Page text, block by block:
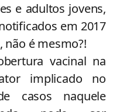
e adultos jovens,
em 2017
não é mesmo?!
vacinal na
implicado no
casos naquele